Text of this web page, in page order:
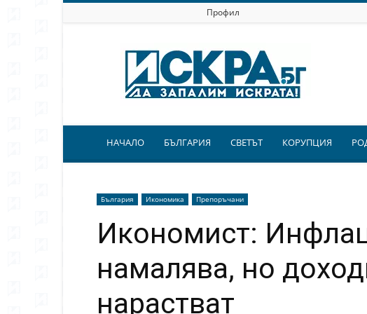
Профил
Искра.бг
НАЧАЛО БЪЛГАРИЯ СВЕТЪТ КОРУПЦИЯ
България Икономика Препоръчани
Икономист:
намалява, но
нарастват